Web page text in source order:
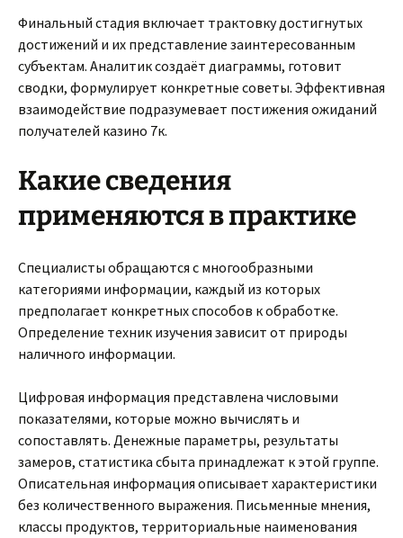
Финальный стадия включает трактовку достигнутых
достижений и их представление заинтересованным
субъектам. Аналитик создаёт диаграммы, готовит
сводки, формулирует конкретные советы. Эффективная
взаимодействие подразумевает постижения ожиданий
получателей казино 7к.
Какие сведения
применяются в практике
Специалисты обращаются с многообразными
категориями информации, каждый из которых
предполагает конкретных способов к обработке.
Определение техник изучения зависит от природы
наличного информации.
Цифровая информация представлена числовыми
показателями, которые можно вычислять и
сопоставлять. Денежные параметры, результаты
замеров, статистика сбыта принадлежат к этой группе.
Описательная информация описывает характеристики
без количественного выражения. Письменные мнения,
классы продуктов, территориальные наименования